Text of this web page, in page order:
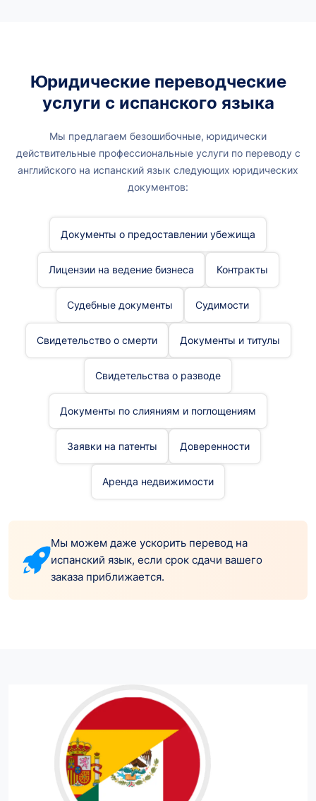
Юридические переводческие
услуги с испанского языка
Мы предлагаем безошибочные, юридически
действительные профессиональные услуги по переводу с
английского на испанский язык следующих юридических
документов:
Документы о предоставлении убежища
Лицензии на ведение бизнеса Контракты
Судебные документы Судимости
Свидетельство о смерти Документы и титулы
Свидетельства о разводе
Документы по слияниям и поглощениям
Заявки на патенты Доверенности
Аренда недвижимости
Мы можем даже ускорить перевод на
испанский язык, если срок сдачи вашего
заказа приближается.